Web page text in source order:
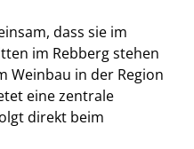
dass sie im
im Rebberg stehen
Weinbau in der Region
eine zentrale
direkt beim